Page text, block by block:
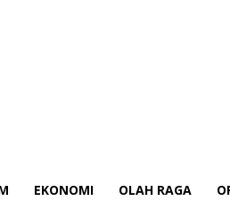
EKONOMI OLAH RAGA